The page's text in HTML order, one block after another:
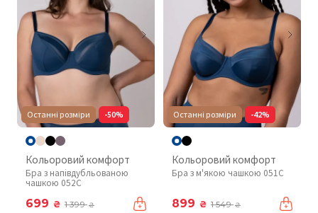
Останні розміри -50%
Кольоровий комфорт
Бра з напівдубльованою
чашкою 052C
699 ₴ 1 399₴
Останні розміри -42%
Кольоровий комфорт
Бра з м'якою чашкою 051C
899 ₴ 1 549₴